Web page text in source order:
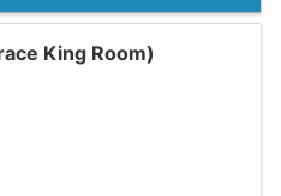
King Room)